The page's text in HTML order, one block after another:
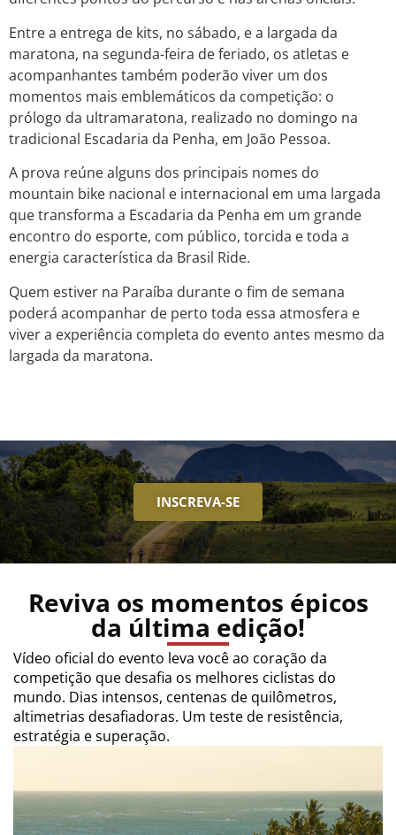
Entre a entrega de kits, no sábado, e a largada da
maratona, na segunda-feira de feriado, os atletas e
acompanhantes também poderão viver um dos
momentos mais emblemáticos da competição: o
prólogo da ultramaratona, realizado no domingo na
tradicional Escadaria da Penha, em João Pessoa.
A prova reúne alguns dos principais nomes do
mountain bike nacional e internacional em uma largada
que transforma a Escadaria da Penha em um grande
encontro do esporte, com público, torcida e toda a
energia característica da Brasil Ride.
Quem estiver na Paraíba durante o fim de semana
poderá acompanhar de perto toda essa atmosfera e
viver a experiência completa do evento antes mesmo da
largada da maratona.
INSCREVA-SE
Reviva os momentos épicos
da última edição!
Vídeo oficial do evento leva você ao coração da
competição que desafia os melhores ciclistas do
mundo. Dias intensos, centenas de quilômetros,
altimetrias desafiadoras. Um teste de resistência,
estratégia e superação.